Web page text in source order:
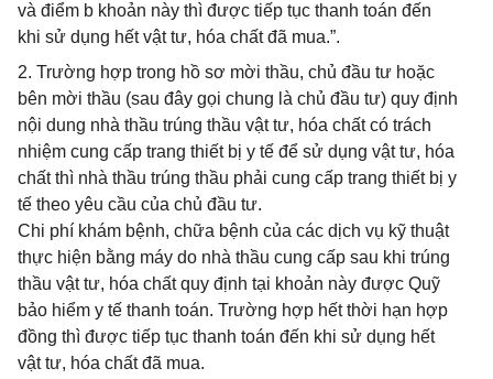
và điểm b khoản này thì được tiếp tục thanh toán đến
khi sử dụng hết vật tư, hóa chất đã mua.”.
2. Trường hợp trong hồ sơ mời thầu, chủ đầu tư hoặc
bên mời thầu (sau đây gọi chung là chủ đầu tư) quy định
nội dung nhà thầu trúng thầu vật tư, hóa chất có trách
nhiệm cung cấp trang thiết bị y tế để sử dụng vật tư, hóa
chất thì nhà thầu trúng thầu phải cung cấp trang thiết bị y
tế theo yêu cầu của chủ đầu tư.
Chi phí khám bệnh, chữa bệnh của các dịch vụ kỹ thuật
thực hiện bằng máy do nhà thầu cung cấp sau khi trúng
thầu vật tư, hóa chất quy định tại khoản này được Quỹ
bảo hiểm y tế thanh toán. Trường hợp hết thời hạn hợp
đồng thì được tiếp tục thanh toán đến khi sử dụng hết
vật tư, hóa chất đã mua.